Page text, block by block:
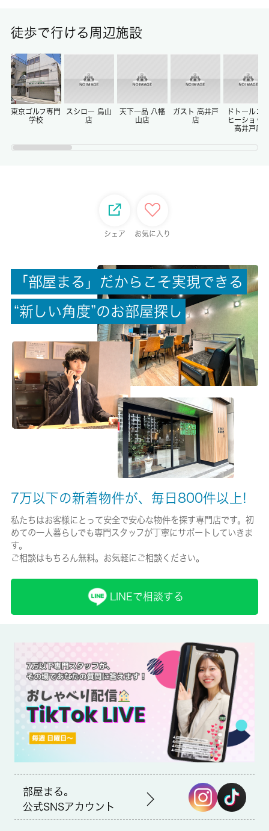
-
償却/敷引
-/-
駐車場/料金
無/-
有/10000円
保険名/保険期間
-/1年
保証人代行
保証料なし ②月額プラン（月額 賃料総額の3％～4％）／初
回・年間保証料なし
賃貸区分/契約期間
一般/1年
リモート会議のようにすぐに応対できないときでも、宅配ボック
スに荷物が届くので大変便利です。収納はクロゼット・シューズ
ボックスなどが備え付けられているので、衣類や日用品の収納に
重宝します。セキュリティ面は、TVインターホン・オートロック
など充実しているので安心して生活できます。杉並区や京王井の
頭線高井戸付近のことなら、当社までお気軽にご連絡下さい。あ
なたに合う素敵なお部屋がきっと見つかります。あんしんサポー
トα：16,500円/年
徒歩で行ける周辺施設
東京ゴルフ専門
学校
スシロー 烏山
店
天下一品 八幡
山店
ガスト 高井戸
店
ドトールコ
ヒーショッ
高井戸店
シェア お気に入り
「 部屋 ま る 」 だ か ら こ そ実現で き る
“新 し い角 度”のお部屋探 し
7万以下の新着物件が、毎日800件以上!
私たちはお客様にとって安全で安心な物件を探す専門店です。初
めての一人暮らしでも専門スタッフが丁寧にサポートしていきま
す。
ご相談はもちろん無料。お気軽にご相談ください。
LINEで相談する
部屋まる。
公式SNSアカウント